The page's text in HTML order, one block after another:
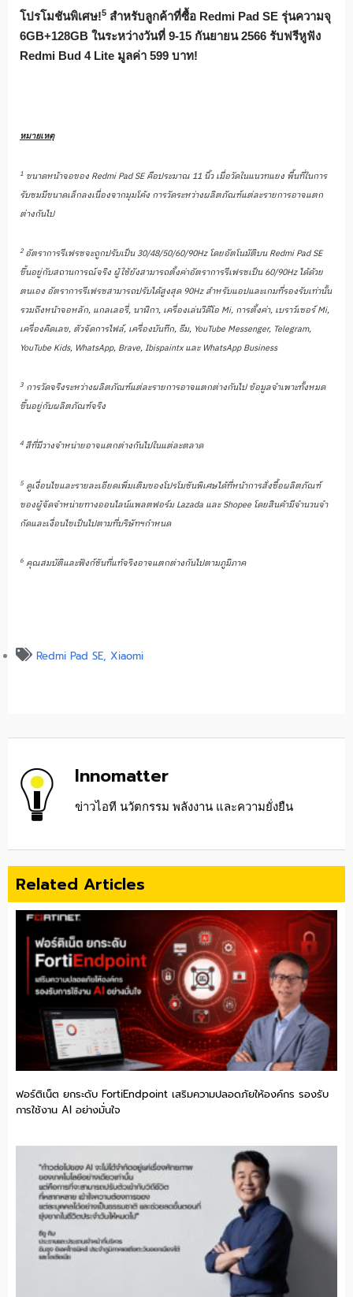
โปรโมชันพิเศษ!5 สำหรับลูกค้าที่ซื้อ Redmi Pad SE รุ่นความจุ
6GB+128GB ในระหว่างวันที่ 9-15 กันยายน2566 รับฟรีหูฟัง
Redmi Bud 4 Lite มูลค่า 599 บาท!
หมายเหตุ
1 ขนาดหน้าจอของ Redmi Pad SEคือประมาณ 11 นิ้ว เมื่อวัดในแนวทแยง พื้นที่ในการ
รับชมมีขนาดเล็กลงเนื่องจากมุมโค้ง การวัดระหว่างผลิตภัณฑ์แต่ละรายการอาจแตก
ต่างกันไป
2 อัตราการรีเฟรชจะถูกปรับเป็น30/48/50/60/90HzโดยอัตโนมัติบนRedmi Pad SE
ขึ้นอยู่กับสถานการณ์จริง ผู้ใช้ยังสามารถตั้งค่าอัตราการรีเฟรชเป็น60/90Hzได้ด้วย
ตนเอง อัตราการรีเฟรชสามารถปรับได้สูงสุด 90Hzสำหรับแอปและเกมที่รองรับเท่านั้น
รวมถึงหน้าจอหลัก, แกลเลอรี่, นาฬิกา, เครื่องเล่นวิดีโอ Mi, การตั้งค่า, เบราว์เซอร์Mi,
เครื่องคิดเลข, ตัวจัดการไฟล์, เครื่องบันทึก, ธีม, YouTube Messenger, Telegram,
YouTube Kids, WhatsApp, Brave, Ibispaintxและ WhatsApp Business
3 การวัดจริงระหว่างผลิตภัณฑ์แต่ละรายการอาจแตกต่างกันไป ข้อมูลจำเพาะทั้งหมด
ขึ้นอยู่กับผลิตภัณฑ์จริง
4 สีที่มีวางจำหน่ายอาจแตกต่างกันไปในแต่ละตลาด
5 ดูเงื่อนไขและรายละเอียดเพิ่มเติมของโปรโมชันพิเศษได้ที่หน้าการสั่งซื้อผลิตภัณฑ์
ของผู้จัดจำหน่ายทางออนไลน์แพลตฟอร์มLazada และShopeeโดยสินค้ามีจำนวนจำ
กัดและเงื่อนไขเป็นไปตามที่บริษัทฯกำหนด
6 คุณสมบัติและฟังก์ชันที่แท้จริงอาจแตกต่างกันไปตามภูมิภาค
Redmi Pad SE, Xiaomi
Innomatter
ข่าวไอที นวัตกรรม พลังงาน และความยั่งยืน
Related Articles
ฟอร์ติเน็ต ยกระดับ FortiEndpoint เสริมความปลอดภัยให้องค์กร รองรับ
การใช้งาน AI อย่างมั่นใจ